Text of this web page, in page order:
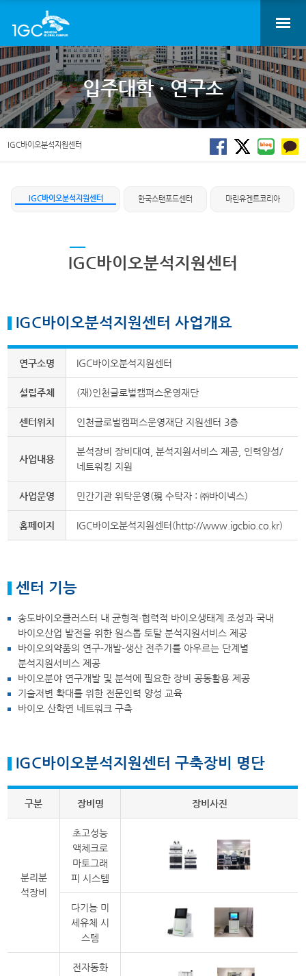
입주대학 · 연구소
IGC바이오분석지원센터
IGC바이오분석지원센터 한국스탠포드센터 마린유겐트코리아
IGC바이오분석지원센터
IGC바이오분석지원센터 사업개요
연구소명 IGC바이오분석지원센터
설립주체 (재)인천글로벌캠퍼스운영재단
센터위치 인천글로벌캠퍼스운영재단 지원센터 3층
사업내용
분석장비 장비대여, 분석지원서비스 제공, 인력양성/
네트워킹 지원
사업운영 민간기관 위탁운영(現 수탁자 : ㈜바이넥스)
홈페이지 IGC바이오분석지원센터(http://www.igcbio.co.kr)
센터 기능
송도바이오클러스터 내 균형적·협력적 바이오생태계 조성과 국내
바이오산업 발전을 위한 원스톱 토탈 분석지원서비스 제공
바이오의약품의 연구-개발-생산 전주기를 아우르는 단계별
분석지원서비스 제공
바이오분야 연구개발 및 분석에 필요한 장비 공동활용 제공
기술저변 확대를 위한 전문인력 양성 교육
바이오 산학연 네트워크 구축
IGC바이오분석지원센터 구축장비 명단
구분 장비명 장비사진
분리분
석장비
초고성능
액체크로
마토그래
피 시스템
다기능 미
세유체 시
스템
전자동화